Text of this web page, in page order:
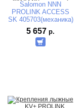
Salomon NNN
PROLINK ACCESS
SK 405703(механика)
5 657 р.